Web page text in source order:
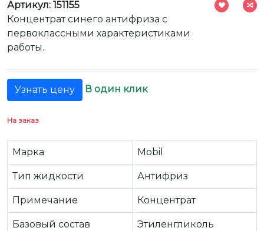
Артикул: 151155
Концентрат синего антифриза с
первоклассными характеристиками
работы.
Узнать цену В один клик
На заказ
Марка Mobil
Тип жидкости Антифриз
Примечание Концентрат
Базовый состав Этиленгликоль